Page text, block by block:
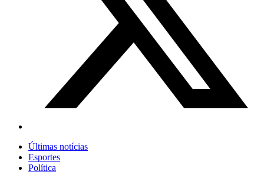
Últimas notícias
Esportes
Política